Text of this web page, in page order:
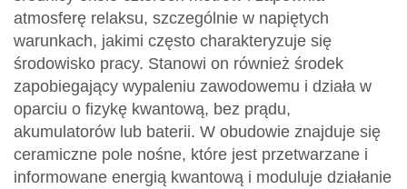
atmosferę relaksu, szczególnie w napiętych
warunkach, jakimi często charakteryzuje się
środowisko pracy. Stanowi on również środek
zapobiegający wypaleniu zawodowemu i działa w
oparciu o fizykę kwantową, bez prądu,
akumulatorów lub baterii. W obudowie znajduje się
ceramiczne pole nośne, które jest przetwarzane i
informowane energią kwantową i moduluje działanie